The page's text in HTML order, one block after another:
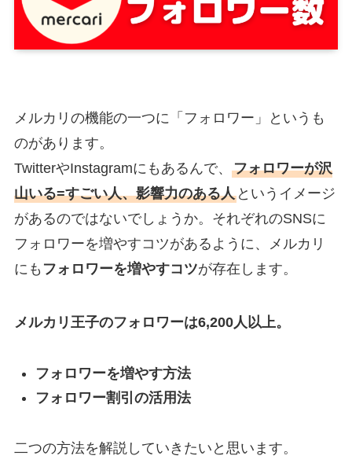
メルカリの機能の一つに「フォロワー」というも
のがあります。
TwitterやInstagramにもあるんで、 フォロワーが沢
山いる=すごい人、影響力のある人というイメージ
があるのではないでしょうか。それぞれのSNSに
フォロワーを増やすコツがあるように、メルカリ
にも フォロワーを増やすコツが存在します。
メルカリ王子のフォロワーは6,200人以上。
フォロワーを増やす方法
フォロワー割引の活用法
二つの方法を解説していきたいと思います。